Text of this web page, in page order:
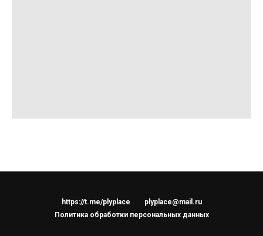
https://t.me/plyplace
plyplace@mail.ru
Политика обработки персональных данных